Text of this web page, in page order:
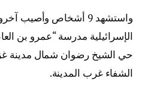
واستشهد 9 أشخاص
الإسرائيلية مدرسة “عمرو بن
حي الشيخ رضوان شمال مدينة
الشفاء غرب المدينة.